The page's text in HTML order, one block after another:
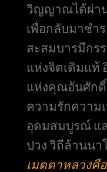
วิญญาณได้ผ่า
เพื่อกลับมาชำ
สะสมบารมีกร
แห่งจิตเดิมแท้
แห่งคุณอันศัก
ความรักความ
อุดมสมบูรณ์ แ
ปวง วิถีล้านน
เมตตาหลวงคื